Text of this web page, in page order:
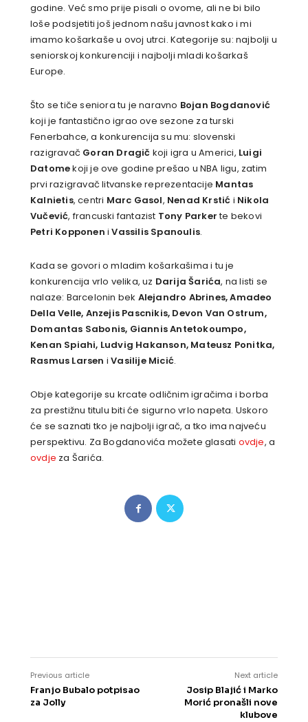
godine. Već smo prije pisali o ovome, ali ne bi bilo
loše podsjetiti još jednom našu javnost kako i mi
imamo košarkaše u ovoj utrci. Kategorije su: najbolji u
seniorskoj konkurenciji i najbolji mladi košarkaš
Europe.
Što se tiče seniora tu je naravno Bojan Bogdanović
koji je fantastično igrao ove sezone za turski
Fenerbahce, a konkurencija su mu: slovenski
razigravač Goran Dragič koji igra u Americi, Luigi
Datomekoji je ove godine prešao u NBA ligu, zatim
prvi razigravač litvanske reprezentacije Mantas
Kalnietis, centri Marc Gasol, Nenad Krstić i Nikola
Vučević, francuski fantazist Tony Parkerte bekovi
Petri Kopponen iVassilis Spanoulis.
Kada se govori o mladim košarkašima i tu je
konkurencija vrlo velika, uz Darija Šarića, na listi se
nalaze: Barcelonin bek Alejandro Abrines, Amadeo
Della Velle, Anzejis Pascnikis, Devon Van Ostrum,
Domantas Sabonis, Giannis Antetokoumpo,
Kenan Spiahi, Ludvig Hakanson, Mateusz Ponitka,
Rasmus Larsen iVasilije Micić.
Obje kategorije su krcate odličnim igračima i borba
za prestižnu titulu biti će sigurno vrlo napeta. Uskoro
će se saznati tko je najbolji igrač, a tko ima najveću
perspektivu. Za Bogdanovića možete glasati ovdje, a
ovdje za Šarića.
Previous article
Franjo Bubalo potpisao
za Jolly
Next article
Josip Blajić i Marko
Morić pronašli nove
klubove